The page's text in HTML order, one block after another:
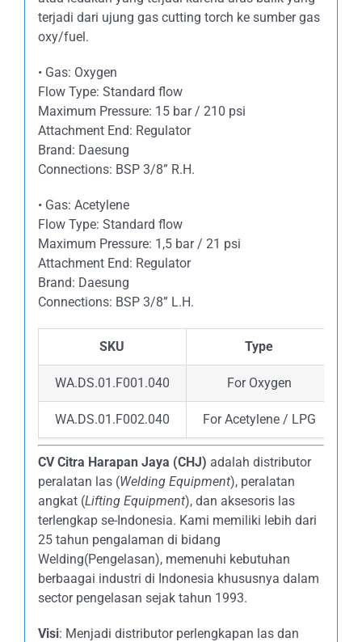
terjadi dari ujung gas cutting torch ke sumber gas
oxy/fuel.
• Gas: Oxygen
Flow Type: Standard flow
Maximum Pressure: 15 bar / 210 psi
Attachment End: Regulator
Brand: Daesung
Connections: BSP 3/8” R.H.
• Gas: Acetylene
Flow Type: Standard flow
Maximum Pressure: 1,5 bar / 21 psi
Attachment End: Regulator
Brand: Daesung
Connections: BSP 3/8” L.H.
SKU Type
WA.DS.01.F001.040 For Oxygen
WA.DS.01.F002.040 For Acetylene / LPG
CV Citra Harapan Jaya (CHJ) adalah distributor
peralatan las (Welding Equipment), peralatan
angkat (Lifting Equipment), dan aksesoris las
terlengkap se-Indonesia. Kami memiliki lebih dari
25 tahun pengalaman di bidang
Welding(Pengelasan), memenuhi kebutuhan
berbaagai industri di Indonesia khususnya dalam
sector pengelasan sejak tahun 1993.
Visi: Menjadi distributor perlengkapan las dan